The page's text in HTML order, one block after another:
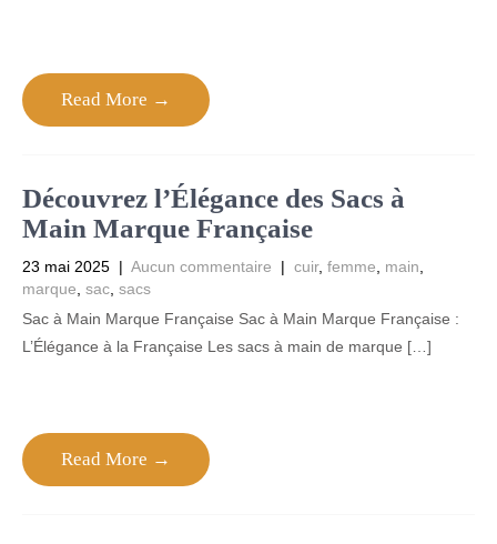
Read More →
Découvrez l’Élégance des Sacs à
Main Marque Française
23 mai 2025 | Aucun commentaire | cuir, femme main
marque sac sacs
Sac à Main Marque Française Sac à Main Marque Française :
L’Élégance à la Française Les sacs à main de marque […]
Read More →